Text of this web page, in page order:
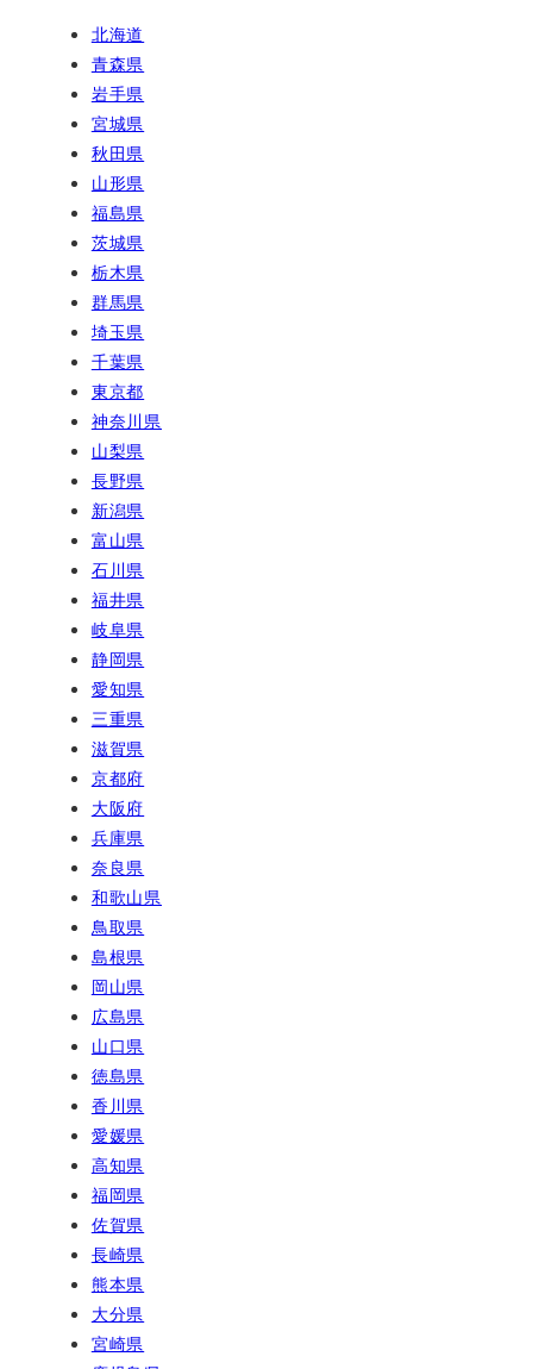
北海道
青森県
岩手県
宮城県
秋田県
山形県
福島県
茨城県
栃木県
群馬県
埼玉県
千葉県
東京都
神奈川県
山梨県
長野県
新潟県
富山県
石川県
福井県
岐阜県
静岡県
愛知県
三重県
滋賀県
京都府
大阪府
兵庫県
奈良県
和歌山県
鳥取県
島根県
岡山県
広島県
山口県
徳島県
香川県
愛媛県
高知県
福岡県
佐賀県
長崎県
熊本県
大分県
宮崎県